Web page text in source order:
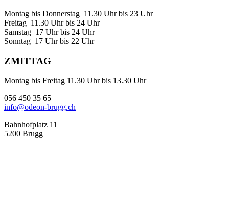
Montag bis Donnerstag 11.30 Uhr bis 23 Uhr
Freitag 11.30 Uhr bis 24 Uhr
Samstag 17 Uhr bis 24 Uhr
Sonntag 17 Uhr bis 22 Uhr
ZMITTAG
Montag bis Freitag 11.30 Uhr bis 13.30 Uhr
056 450 35 65
info@odeon-brugg.ch
Bahnhofplatz 11
5200 Brugg